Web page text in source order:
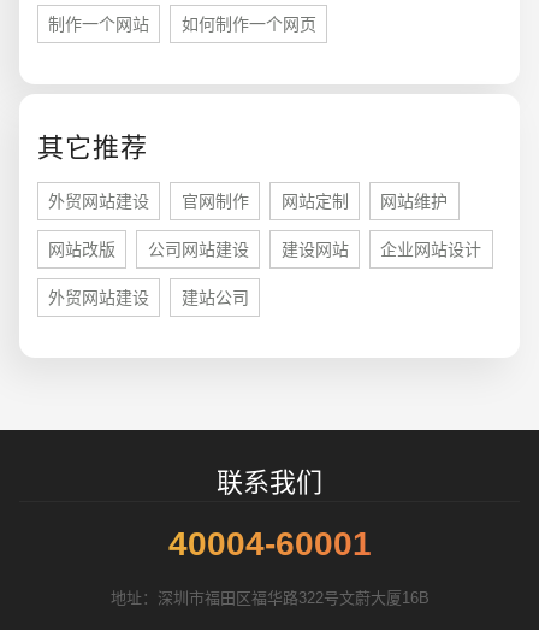
制作一个网站 如何制作一个网页
其它推荐
外贸网站建设 官网制作 网站定制 网站维护
网站改版 公司网站建设 建设网站 企业网站设计
外贸网站建设 建站公司
联系我们
40004-60001
地址：深圳市福田区福华路322号文蔚大厦16B
招标项目